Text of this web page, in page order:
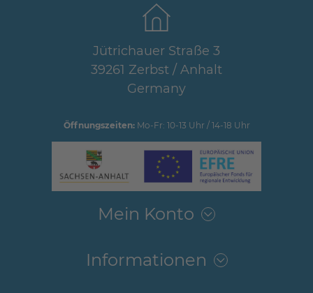
Jütrichauer Straße 3
39261 Zerbst / Anhalt
Germany
Öffnungszeiten:Mo-Fr: 10-13 Uhr / 14-18 Uhr
Mein Konto
Informationen